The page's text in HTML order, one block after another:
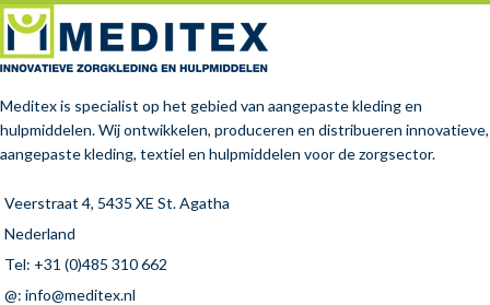
Meditex is specialist op het gebied van aangepaste kleding en
hulpmiddelen. Wij ontwikkelen, produceren en distribueren innovatieve,
aangepaste kleding, textiel en hulpmiddelen voor de zorgsector.
Veerstraat 4, 5435 XE St. Agatha
Nederland
Tel: +31 (0)485 310 662
@: info@meditex.nl